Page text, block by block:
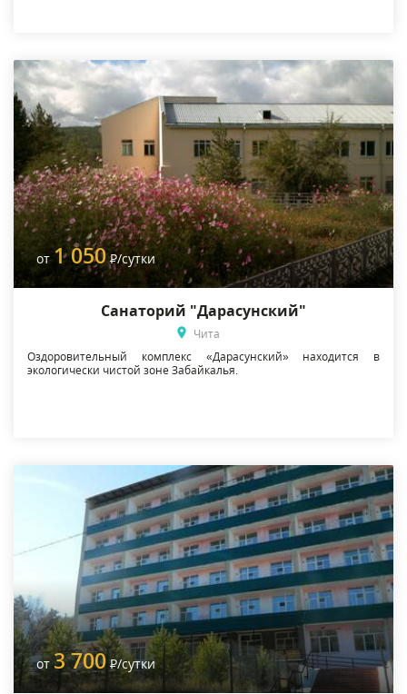
от 1 050 Р/сутки
Санаторий "Дарасунский"
Чита
Оздоровительный комплекс «Дарасунский» находится в
экологически чистой зоне Забайкалья.
от 3 700 Р/сутки